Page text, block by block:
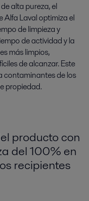
alta pureza, el
Alfa Laval optimiza el
de limpieza y
de actividad y la
más limpios,
de alcanzar. Este
contaminantes de los
propiedad.
producto con
del 100% en
recipientes